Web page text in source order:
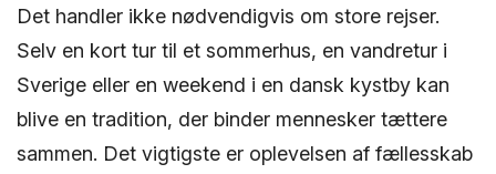
Det handler ikke nødvendigvis om store rejser.
Selv en kort tur til et sommerhus, en vandretur i
Sverige eller en weekend i en dansk kystby kan
blive en tradition, der binder mennesker tættere
sammen. Det vigtigste er oplevelsen af fællesskab